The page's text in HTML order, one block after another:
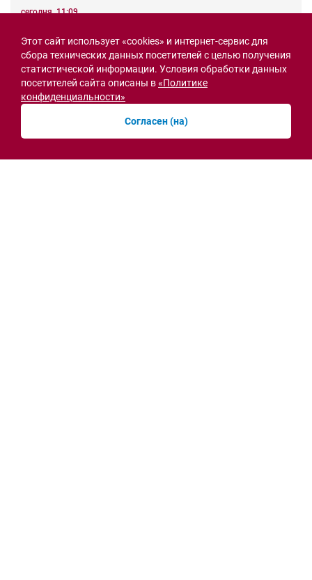
сегодня, 11:09
Энергетика
Этот сайт использует «cookies» и интернет-сервис для
сбора технических данных посетителей с целью получения
статистической информации. Условия обработки данных
посетителей сайта описаны в«Политике
конфиденциальности»
Согласен (на)